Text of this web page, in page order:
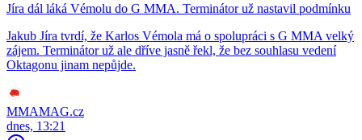
Jíra dál láká Vémolu do G MMA. Terminátor už nastavil podmínku
Jakub Jíra tvrdí, že Karlos Vémola má o spolupráci s G MMA velký
zájem. Terminátor už ale dříve jasně řekl, že bez souhlasu vedení
Oktagonu jinam nepůjde.
MMAMAG.cz
dnes, 13:21